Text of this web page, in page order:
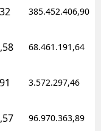
385.452.406,90
68.461.191,64
3.572.297,46
96.970.363,89